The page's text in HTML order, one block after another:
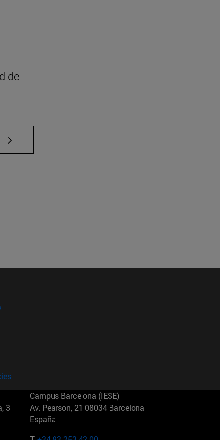
de
TAB para desplazarse.
3
Campus Barcelona (IESE)
Av. Pearson, 21 08034 Barcelona
España